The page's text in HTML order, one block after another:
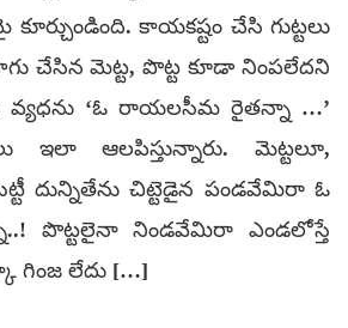
కాయకష్టం చేసి గుట్టలు
చేసిన మెట్ట, పొట్ట కూడా నింపలేదని
వ్యధను ‘ఓ రాయలసీమ రైతన్నా …’
ఇలా ఆలపిస్తున్నారు. మెట్టలూ,
దున్నితేను చిట్టెడైన పండవేమిరా ఓ
పొట్టలైనా నిండవేమిరా ఎండలోస్తే
గింజ లేదు […]